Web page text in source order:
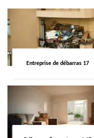
Entreprise de débarras 17